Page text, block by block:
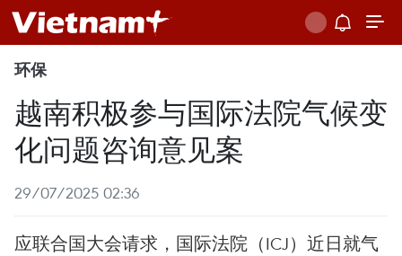
环保
越南积极参与国际法院气候变
化问题咨询意见案
29/07/2025 02:36
应联合国大会请求，国际法院（ICJ）近日就气